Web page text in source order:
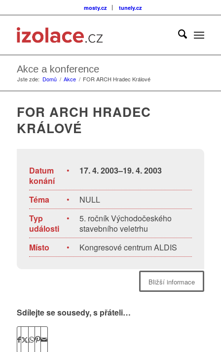
mosty.cz tunely.cz
Akce a konference
Jste zde: Domů / Akce / FOR ARCH Hradec Králové
FOR ARCH HRADEC
KRÁLOVÉ
Datum
konání
• 17. 4. 2003–19. 4. 2003
Téma •
NULL
Typ
události
•
5. ročník Východočeského
stavebního veletrhu
Místo
• Kongresové centrum ALDIS
Bližší informace
Sdílejte se sousedy, s přáteli…